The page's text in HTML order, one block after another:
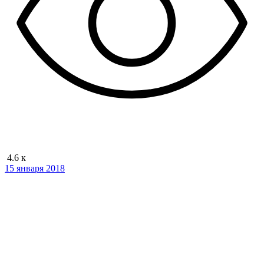
4.6 к
15 января 2018